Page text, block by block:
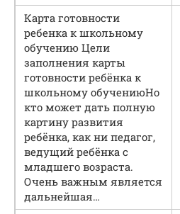
Карта готовности
ребенка к школьному
обучению Цели
заполнения карты
готовности ребёнка к
школьному обучениюНо
кто может дать полную
картину развития
ребёнка, как ни педагог,
ведущий ребёнка с
младшего возраста.
Очень важным является
дальнейшая…